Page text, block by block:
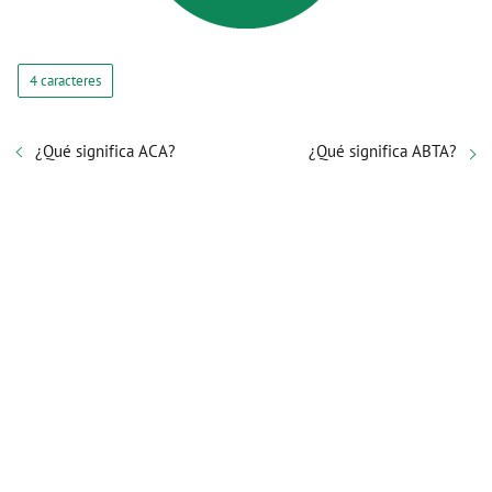
4 caracteres
¿Qué significa ACA? ¿Qué significa ABTA?